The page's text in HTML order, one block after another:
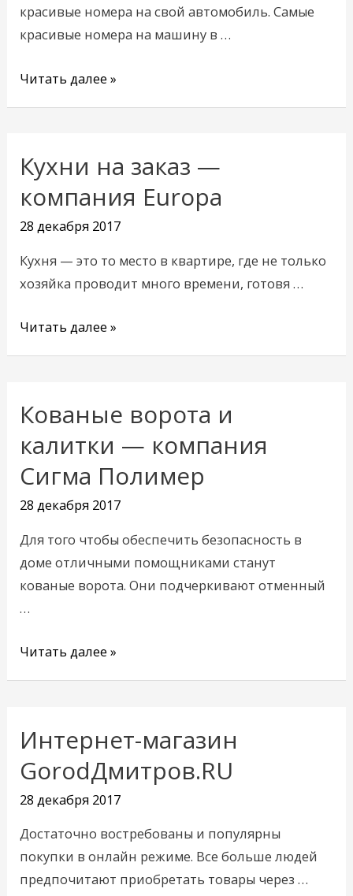
красивые номера на свой автомобиль. Самые
красивые номера на машину в …
Читать далее »
Кухни на заказ —
компания Europa
28 декабря 2017
Кухня — это то место в квартире, где не только
хозяйка проводит много времени, готовя …
Кухни
на
заказ
—
компания
Europa
Читать далее »
Кованые ворота и
калитки — компания
Сигма Полимер
28 декабря 2017
Для того чтобы обеспечить безопасность в
доме отличными помощниками станут
кованые ворота. Они подчеркивают отменный
…
Кованые
и
калитки
—
Сигма
Полимер
Читать далее »
Интернет-магазин
GorodДмитров.RU
28 декабря 2017
Достаточно востребованы и популярны
покупки в онлайн режиме. Все больше людей
предпочитают приобретать товары через …
Интернет-
GorodДмитров.RU